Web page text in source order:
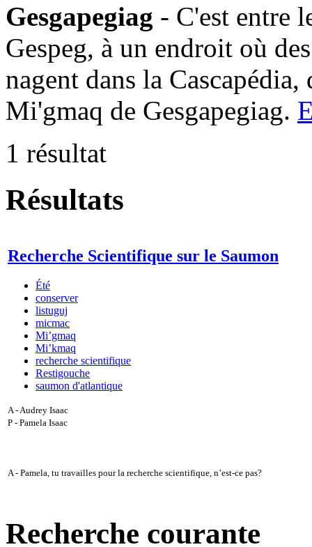
Gesgapegiag - C'est entre
Gespeg, à un endroit où
nagent dans la
Mi'gmaq de Gesgapegiag.
1 résultat
Résultats
Recherche Scientifique sur le Saumon
Été
conserver
listuguj
micmac
Mi’gmaq
Mi’kmaq
recherche scientifique
Restigouche
saumon d'atlantique
A - Audrey Isaac
P - Pamela Isaac
A - Pamela, tu travailles pour la recherche scientifique, n’est-ce pas?
Recherche courante